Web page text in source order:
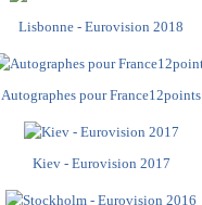
Lisbonne - Eurovision 2018
Autographes pour France12points
Kiev - Eurovision 2017